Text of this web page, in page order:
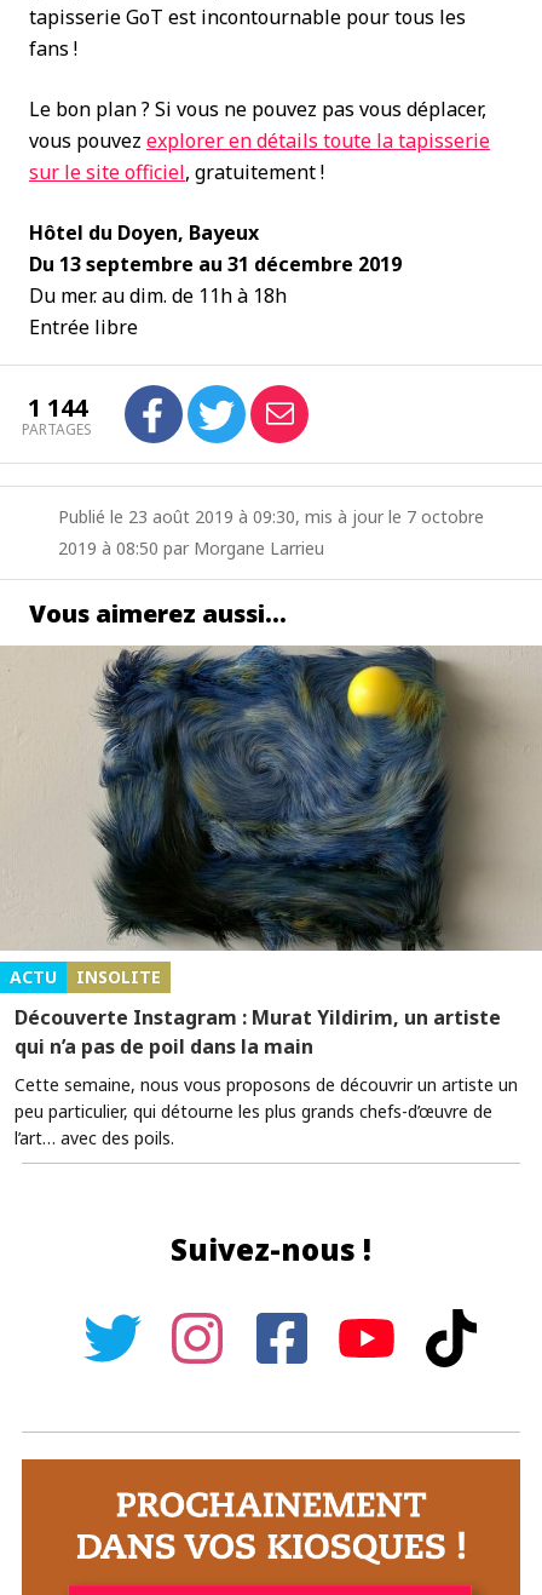
tapisserie GoT est incontournable pour tous les
fans !
Le bon plan ? Si vous ne pouvez pas vous déplacer,
vous pouvez explorer en détails toute la tapisserie
sur le site officiel, gratuitement !
Hôtel du Doyen, Bayeux
Du 13 septembre au 31 décembre 2019
Du mer. au dim. de 11h à 18h
Entrée libre
1 144
PARTAGES
Publié le 23 août 2019 à 09:30, mis à jour le 7 octobre
2019 à 08:50 par Morgane Larrieu
Vous aimerez aussi…
ACTU INSOLITE
Découverte Instagram : Murat Yildirim, un artiste
qui n’a pas de poil dans la main
Cette semaine, nous vous proposons de découvrir un artiste un
peu particulier, qui détourne les plus grands chefs-d’œuvre de
l’art… avec des poils.
Suivez-nous !